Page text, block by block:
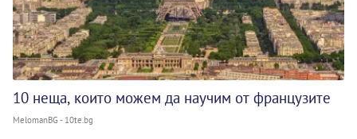
10 неща, които можем да научим от французите
MelomanBG - 10te.bg